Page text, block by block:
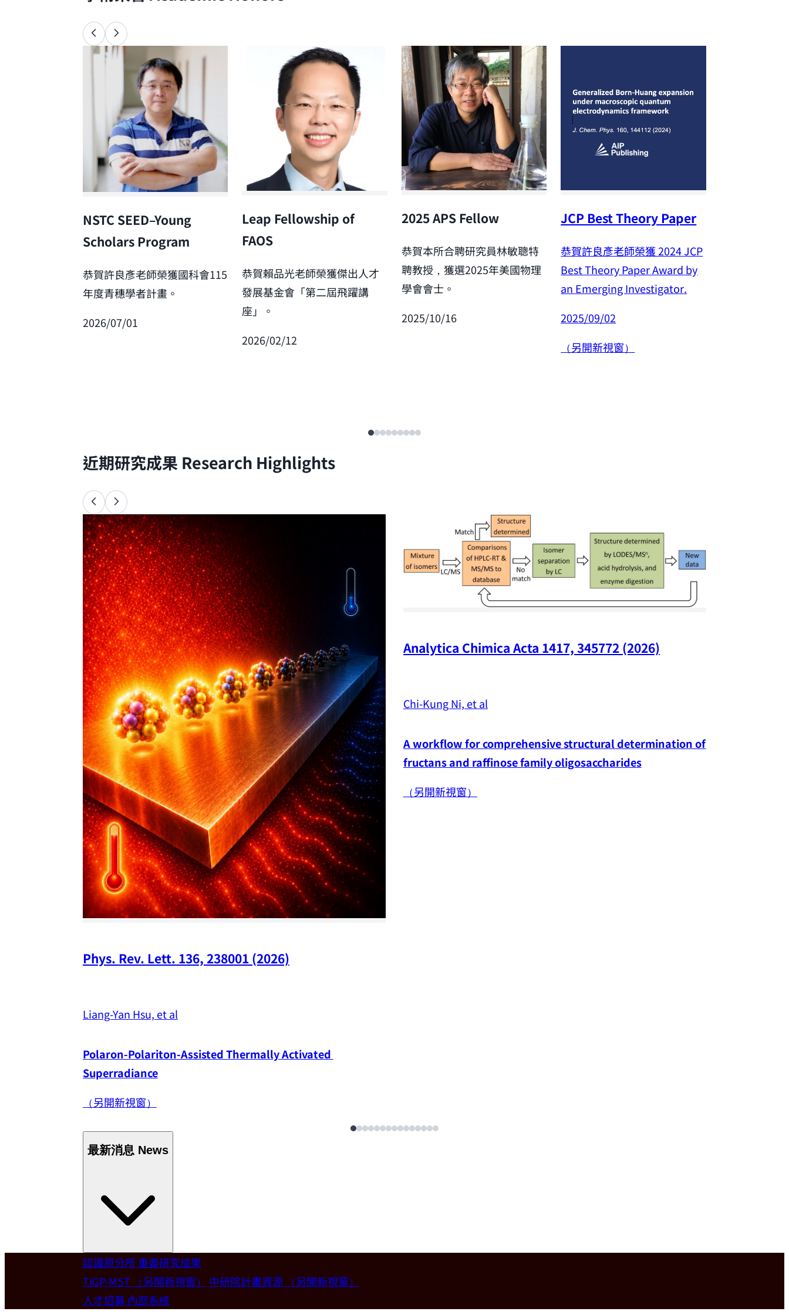
NSTC SEED–Young
Scholars Program
恭賀許良彥老師榮獲國科會115
年度青穗學者計畫。
2026/07/01
Leap Fellowship of
FAOS
恭賀賴品光老師榮獲傑出人才
發展基金會「第二屆飛躍講
座」。
2026/02/12
2025 APS Fellow
恭賀本所合聘研究員林敏聰特
聘教授，獲選2025年美國物理
學會會士。
2025/10/16
JCP Best Theory Paper
恭賀許良彥老師榮獲 2024JCP
Best Theory Paper Award by
an Emerging Investigator.
2025/09/02
（另開新視窗）
近期研究成果 Research Highlights
Phys. Rev. Lett. 136, 238001 (2026)
Liang-Yan Hsu, et al
Polaron-Polariton-Assisted Thermally Activated
Superradiance
（另開新視窗）
Analytica Chimica Acta 1417, 345772 (2026)
Chi-Kung Ni, et al
A workflow for comprehensive structural determination of
fructans and raffinose family oligosaccharides
（另開新視窗）
最新消息 News
Welcome
歡迎本所新聘合聘研究員陳俊維特聘教授 (國立台灣大學材料科學與工程學系)。2026-07-14
認識原分所重要研究成果
TIGP-MST （另開新視窗） 中研院計畫資源 （另開新視窗）
人才招募 內部系統